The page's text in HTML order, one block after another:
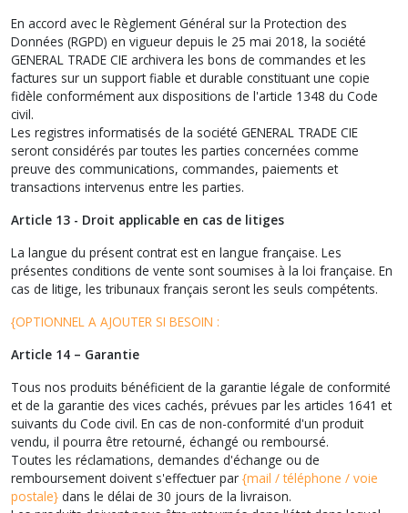
En accord avec le Règlement Général sur la Protection des
Données (RGPD) en vigueur depuis le 25 mai 2018, la société
GENERAL TRADE CIE archivera les bons de commandes et les
factures sur un support fiable et durable constituant une copie
fidèle conformément aux dispositions de l'article 1348 du Code
civil.
Les registres informatisés de la société GENERAL TRADE CIE
seront considérés par toutes les parties concernées comme
preuve des communications, commandes, paiements et
transactions intervenus entre les parties.
Article 13 - Droit applicable en cas de litiges
La langue du présent contrat est en langue française. Les
présentes conditions de vente sont soumises à la loi française. En
cas de litige, les tribunaux français seront les seuls compétents.
{OPTIONNEL A AJOUTER SI BESOIN :
Article 14 – Garantie
Tous nos produits bénéficient de la garantie légale de conformité
et de la garantie des vices cachés, prévues par les articles 1641 et
suivants du Code civil. En cas de non-conformité d'un produit
vendu, il pourra être retourné, échangé ou remboursé.
Toutes les réclamations, demandes d'échange ou de
remboursement doivent s'effectuer par {mail / téléphone / voie
postale} dans le délai de 30 jours de la livraison.